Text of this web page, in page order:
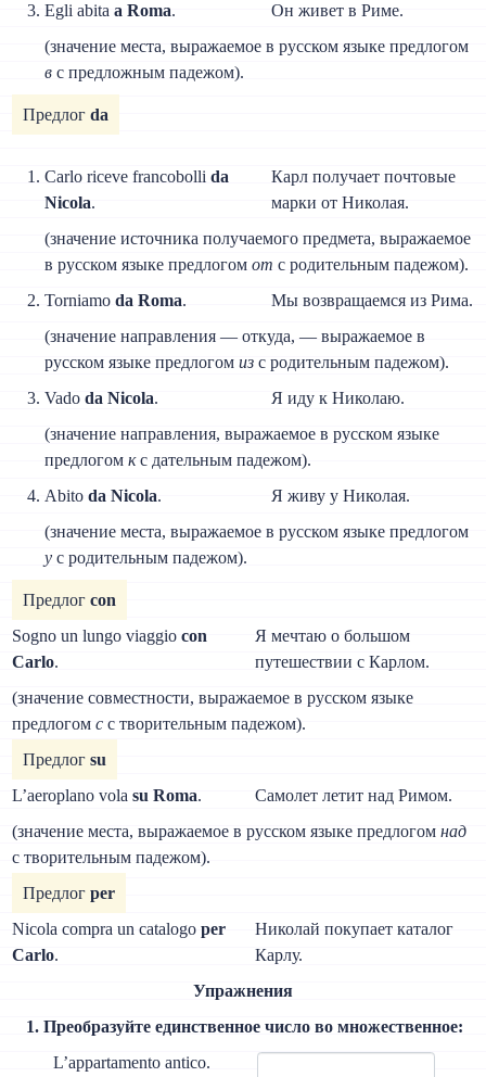
Egli abitaa Roma.
Он живет в Риме.
(значение места, выражаемое в русском языке предлогом
в с предложным падежом).
Предлогda
Carlo riceve francobollida
Nicola.
Карл получает почтовые
марки от Николая.
(значение источника получаемого предмета, выражаемое
в русском языке предлогомот с родительным падежом).
Torniamoda Roma.
Мы возвращаемся из Рима.
(значение направления — откуда, — выражаемое в
русском языке предлогомиз с родительным падежом).
Vadoda Nicola.
Я иду к Николаю.
(значение направления, выражаемое в русском языке
предлогомкс дательным падежом).
Abitoda Nicola.
Я живу у Николая.
(значение места, выражаемое в русском языке предлогом
у с родительным падежом).
Предлогcon
Sogno un lungo viaggiocon
Carlo.
Я мечтаю о большом
путешествии с Карлом.
(значение совместности, выражаемое в русском языке
предлогомс с творительным падежом).
Предлогsu
L’aeroplano volasu Roma.
Самолет летит над Римом.
(значение места, выражаемое в русском языке предлогомнад
с творительным падежом).
Предлогper
Nicola compra un catalogoper
Carlo.
Николай покупает каталог
Карлу.
Упражнения
1. Преобразуйте единственное число во множественное:
L’appartamento antico.